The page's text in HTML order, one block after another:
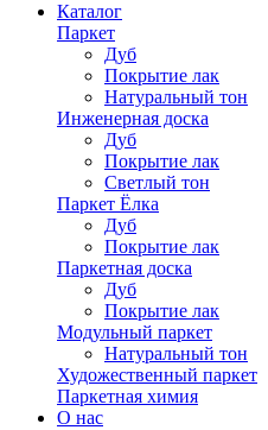
Каталог
Паркет
Дуб
Покрытие лак
Натуральный тон
Инженерная доска
Дуб
Покрытие лак
Светлый тон
Паркет Ёлка
Дуб
Покрытие лак
Паркетная доска
Дуб
Покрытие лак
Модульный паркет
Натуральный тон
Художественный паркет
Паркетная химия
О нас